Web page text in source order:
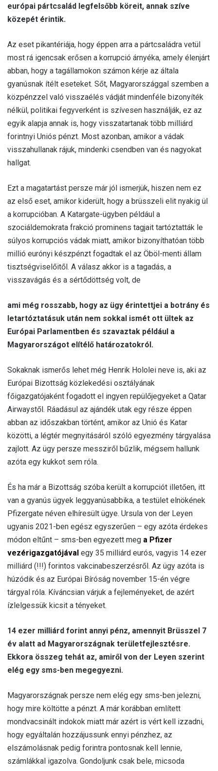
európai pártcsalád legfelsőbb köreit, annak szíve
közepét érintik.
Az eset pikantériája, hogy éppen arra a pártcsaládra vetül
most rá igencsak erősen a korrupció árnyéka, amely élenjárt
abban, hogy a tagállamokon számon kérje az általa
gyanúsnak ítélt eseteket. Sőt, Magyarországgal szemben a
közpénzzel való visszaélés vádját mindenféle bizonyíték
nélkül, politikai fegyverként is szívesen használják, ez az
egyik alapja annak is, hogy visszatartanak több milliárd
forintnyi Uniós pénzt. Most azonban, amikor a vádak
visszahullanak rájuk, mindenki csendben van és nagyokat
hallgat.
Ezt a magatartást persze már jól ismerjük, hiszen nem ez
az első eset, amikor kiderült, hogy a brüsszeli elit nyakig ül
a korrupcióban. A Katargate-ügyben például a
szociáldemokrata frakció prominens tagjait tartóztatták le
súlyos korrupciós vádak miatt, amikor bizonyíthatóan több
millió eurónyi készpénzt fogadtak el az Öböl-menti állam
tisztségviselőitől. A válasz akkor is a tagadás, a
visszavágás és a sértődöttség volt, de
ami még rosszabb, hogy az ügy érintettjei a botrány és
letartóztatásuk után nem sokkal ismét ott ültek az
Európai Parlamentben és szavaztak például a
Magyarországot elítélő határozatokról.
Sokaknak ismerős lehet még Henrik Hololei neve is, aki az
Európai Bizottság közlekedési osztályának
főigazgatójaként fogadott el ingyen repülőjegyeket a Qatar
Airwaystől. Ráadásul az ajándék utak egy része éppen
abban az időszakban történt, amikor az Unió és Katar
közötti, a légtér megnyitásáról szóló egyezmény tárgyalása
zajlott. Az ügy persze messziről bűzlik, mégsem hallunk
azóta egy kukkot sem róla.
És ha már a Bizottság szóba került a korrupciót illetően, itt
van a gyanús ügyek leggyanúsabbika, a testület elnökének
Pfizergate néven elhíresült ügye. Ursula von der Leyen
ugyanis 2021-ben egész egyszerűen – egy azóta érdekes
módon eltűnt – sms-ben egyezett meg a Pfizer
vezérigazgatójával egy 35 milliárd eurós, vagyis 14 ezer
milliárd (!!!) forintos vakcinabeszerzésről. Az ügy azóta is
húzódik és az Európai Bíróság november 15-én végre
tárgyal róla. Kíváncsian várjuk a fejleményeket, de azért
ízlelgessük kicsit a tényeket.
14 ezer milliárd forint annyi pénz, amennyit Brüsszel 7
év alatt ad Magyarországnak területfejlesztésre.
Ekkora összeg tehát az, amiről von der Leyen szerint
elég egy sms-ben megegyezni.
Magyarországnak persze nem elég egy sms-ben jelezni,
hogy mire költötte a pénzt. A már korábban említett
mondvacsinált indokok miatt már azért is vért kell izzadni,
hogy egyáltalán hozzájussunk ennyi pénzhez, az
elszámolásnak pedig forintra pontosnak kell lennie,
számlákkal igazolva. Gondoljunk csak bele, micsoda